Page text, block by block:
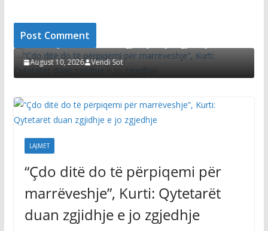
“Çdo ditë do të përpiqemi për marrëveshje”,
Kurti: Qytetarët duan zgjidhje e jo zgjedhje
August 10, 2026 Vendi Sot
LAJMET
“Çdo ditë do të përpiqemi për
marrëveshje”, Kurti: Qytetarët
duan zgjidhje e jo zgjedhje